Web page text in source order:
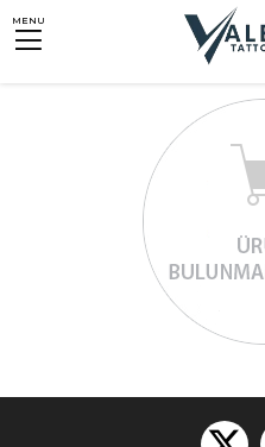
MENU